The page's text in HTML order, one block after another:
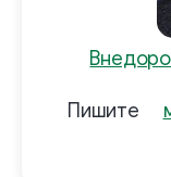
Пишите